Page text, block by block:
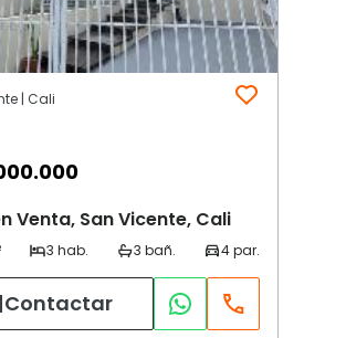
| Cali
Venta, San Vicente, Cali
Contactar